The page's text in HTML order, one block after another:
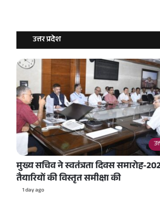
उत्तर प्रदेश
मुख्य सचिव ने स्वतंत्रता दिवस समारोह-
तैयारियों की विस्तृत समीक्षा की
1 day ago